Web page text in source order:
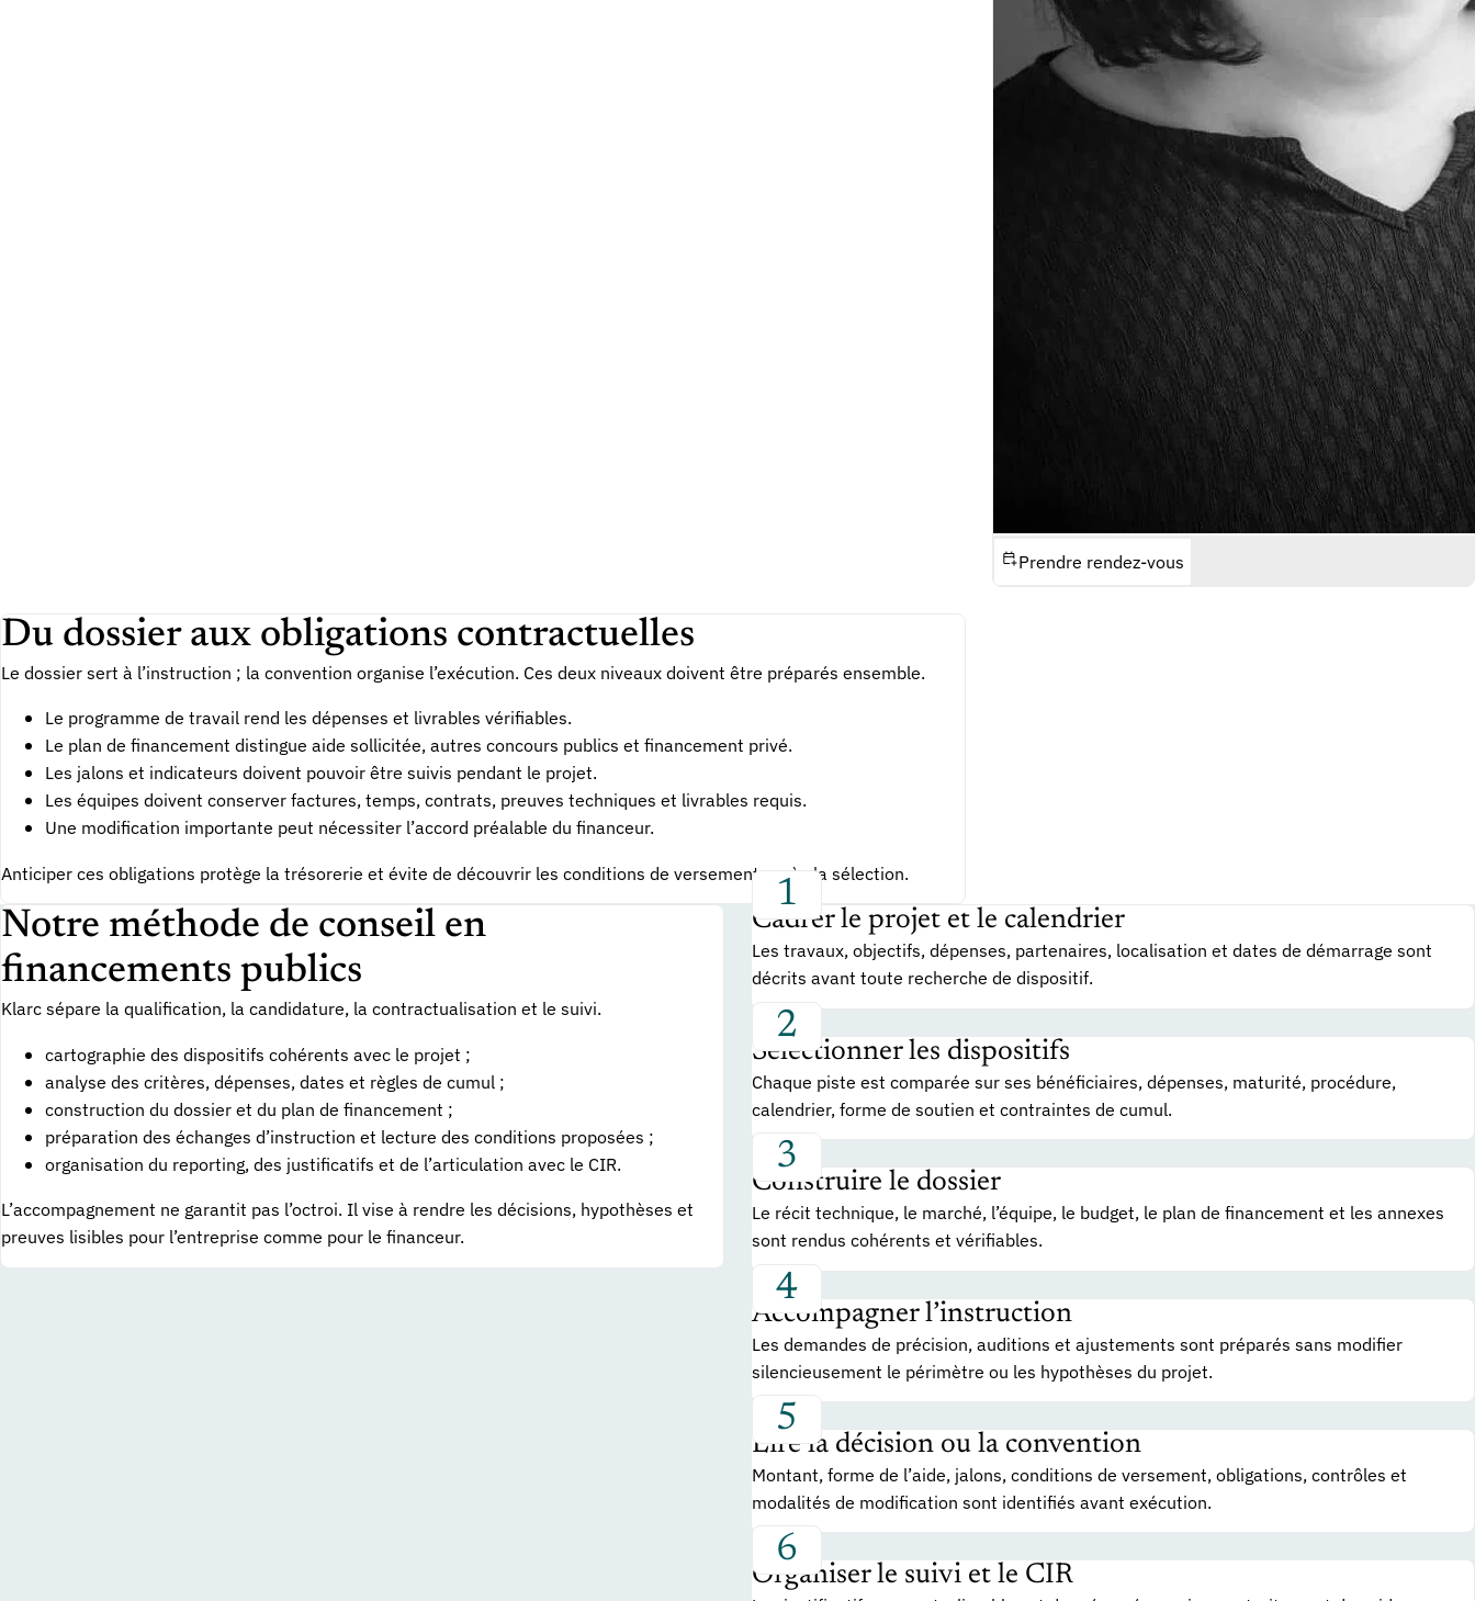
Prendre rendez-vous
Du dossier aux obligations contractuelles
Le dossier sert à l’instruction ; la convention organise l’exécution. Ces deux niveaux doivent être préparés ensemble.
Le programme de travail rend les dépenses et livrables vérifiables.
Le plan de financement distingue aide sollicitée, autres concours publics et financement privé.
Les jalons et indicateurs doivent pouvoir être suivis pendant le projet.
Les équipes doivent conserver factures, temps, contrats, preuves techniques et livrables requis.
Une modification importante peut nécessiter l’accord préalable du financeur.
Anticiper ces obligations protège la trésorerie et évite de découvrir les conditions de versement après la sélection.
Notre méthode de conseil en
financements publics
Klarc sépare la qualification, la candidature, la contractualisation et le suivi.
cartographie des dispositifs cohérents avec le projet ;
analyse des critères, dépenses, dates et règles de cumul ;
construction du dossier et du plan de financement ;
préparation des échanges d’instruction et lecture des conditions proposées ;
organisation du reporting, des justificatifs et de l’articulation avec le CIR.
L’accompagnement ne garantit pas l’octroi. Il vise à rendre les décisions, hypothèses et
preuves lisibles pour l’entreprise comme pour le financeur.
Cadrer le projet et le calendrier
Les travaux, objectifs, dépenses, partenaires, localisation et dates de démarrage sont
décrits avant toute recherche de dispositif.
Sélectionner les dispositifs
Chaque piste est comparée sur ses bénéficiaires, dépenses, maturité, procédure,
calendrier, forme de soutien et contraintes de cumul.
Construire le dossier
Le récit technique, le marché, l’équipe, le budget, le plan de financement et les annexes
sont rendus cohérents et vérifiables.
Accompagner l’instruction
Les demandes de précision, auditions et ajustements sont préparés sans modifier
silencieusement le périmètre ou les hypothèses du projet.
Lire la décision ou la convention
Montant, forme de l’aide, jalons, conditions de versement, obligations, contrôles et
modalités de modification sont identifiés avant exécution.
Organiser le suivi et le CIR